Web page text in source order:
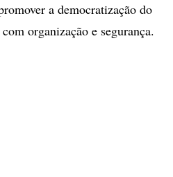
a democratização do
organização e segurança.